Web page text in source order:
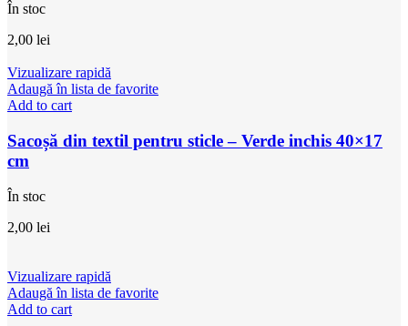
În stoc
2,00 lei
Vizualizare rapidă
Adaugă în lista de favorite
Add to cart
Sacoșă din textil pentru sticle – Verde inchis 40×17
cm
În stoc
2,00 lei
Vizualizare rapidă
Adaugă în lista de favorite
Add to cart